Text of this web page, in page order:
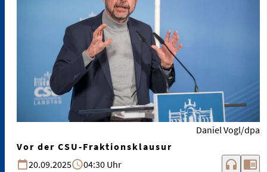
Daniel Vogl/dpa
Vor der CSU-Fraktionsklausur
20.09.2025
04:30 Uhr headphones chrome_reader_mode